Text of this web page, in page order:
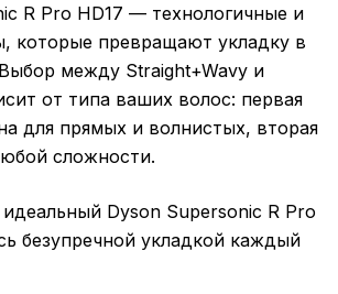
R Pro HD17 — технологичные и
которые превращают укладку в
между Straight+Wavy и
от типа ваших волос: первая
для прямых и волнистых, вторая
сложности.
Dyson Supersonic R Pro
безупречной укладкой каждый